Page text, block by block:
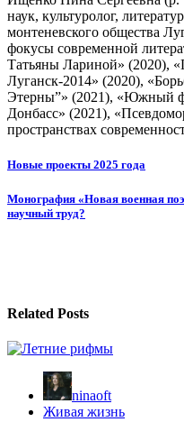
наук, культуролог,
монтеневского общества
фокусы современной
Татьяны Лариной» (2020),
Луганск-2014» (2020),
Этерны”» (2021), «Южный
Донбасс» (2021),
пространствах
Навигация
по
записям
Новые проекты 2025 года
Монография «Новая военная
научный труд?
Related Posts
ninaoft
Живая жизнь